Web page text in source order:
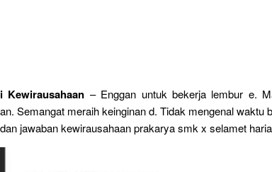
Kewirausahaan – Enggan untuk bekerja lembur e.
Semangat meraih keinginan d. Tidak mengenal waktu
jawaban kewirausahaan prakarya smk x selamet